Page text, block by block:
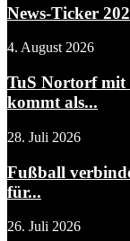
News-Ticker
4. August 2026
TuS Nortorf mit
kommt als...
28. Juli 2026
Fußball
für...
26. Juli 2026